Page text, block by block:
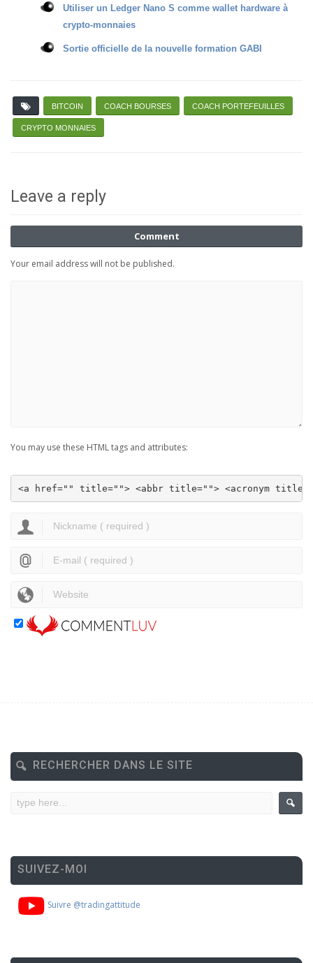
Utiliser un Ledger Nano S comme wallet hardware à
crypto-monnaies
Sortie officielle de la nouvelle formation GABI
BITCOIN COACH BOURSES COACH PORTEFEUILLES
CRYPTO MONNAIES
Leave a reply
Comment
Your email address will not be published.
You may use these HTML tags and attributes:
<a href="" title=""> <abbr title=""> <acronym
RECHERCHER DANS LE SITE
SUIVEZ-MOI
Suivre @tradingattitude